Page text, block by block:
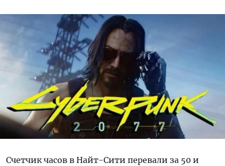
Счетчик часов в Найт-Сити перевали за 50 и